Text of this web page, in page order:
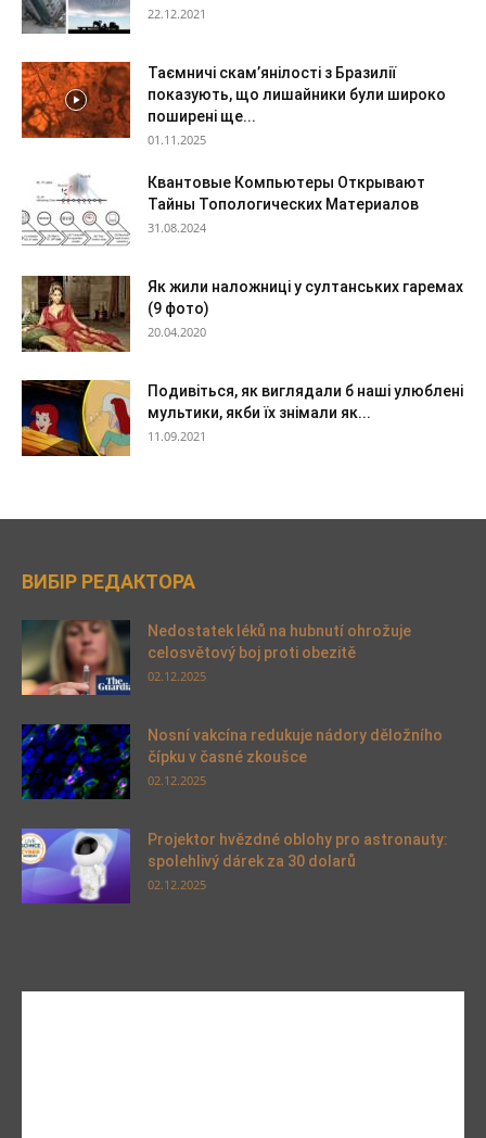
22.12.2021
Таємничі скам’янілості з Бразилії
показують, що лишайники були широко
поширені ще...
01.11.2025
Квантовые Компьютеры Открывают
Тайны Топологических Материалов
31.08.2024
Як жили наложниці у султанських гаремах
(9 фото)
20.04.2020
Подивіться, як виглядали б наші улюблені
мультики, якби їх знімали як...
11.09.2021
ВИБІР РЕДАКТОРА
Nedostatek léků na hubnutí ohrožuje
celosvětový boj proti obezitě
02.12.2025
Nosní vakcína redukuje nádory děložního
čípku v časné zkoušce
02.12.2025
Projektor hvězdné oblohy pro astronauty:
spolehlivý dárek za 30 dolarů
02.12.2025